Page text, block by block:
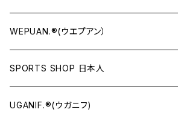
WEPUAN.®(ウエプアン）
SPORTS SHOP 日本人
UGANIF.®(ウガニフ)